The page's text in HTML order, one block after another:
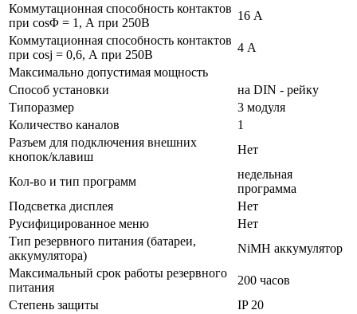
Коммутационная способность контактов
при cosΦ = 1, А при 250В
16 А
Коммутационная способность контактов
при cosj = 0,6, А при 250В
4 А
Максимально допустимая мощность
Способ установки
на DIN - рейку
Типоразмер
3 модуля
Количество каналов
1
Разъем для подключения внешних
кнопок/клавиш
Нет
Кол-во и тип программ
недельная
программа
Подсветка дисплея
Нет
Русифицированное меню
Нет
Тип резервного питания (батареи,
аккумулятора)
NiMH аккумулятор
Максимальный срок работы резервного
питания
200 часов
Степень защиты
IP 20